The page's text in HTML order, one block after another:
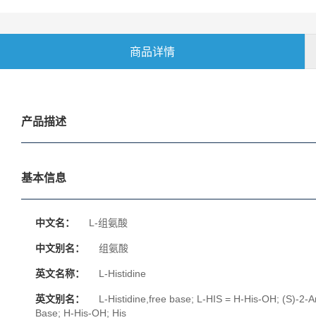
商品详情
产品描述
基本信息
中文名： L-组氨酸
中文别名： 组氨酸
英文名称： L-Histidine
英文别名：
L-Histidine,free base; L-HIS = H-His-OH; (S)-2-
Base; H-His-OH; His